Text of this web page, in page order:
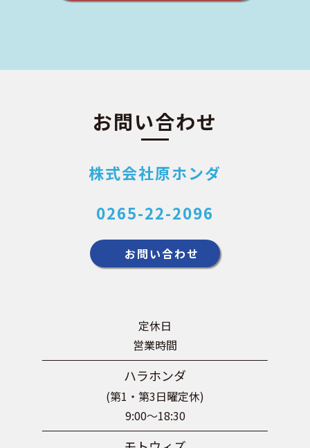
お問い合わせ
株式会社原ホンダ
0265-22-2096
お問い合わせ
定休日
営業時間
ハラホンダ
(第1・第3日曜定休)
9:00～18:30